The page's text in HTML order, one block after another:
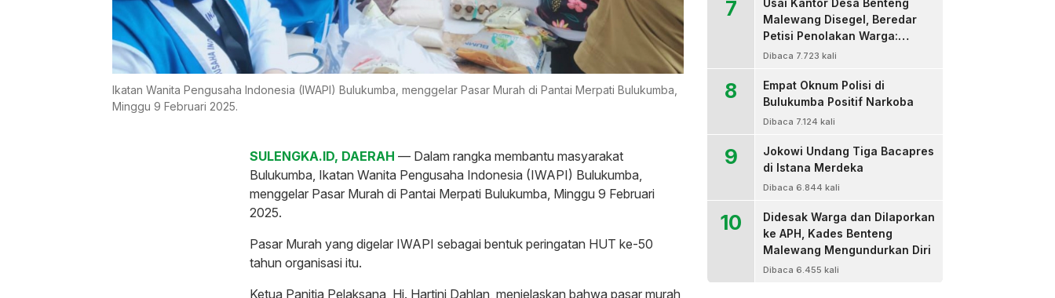
Ikatan Wanita Pengusaha Indonesia (IWAPI) Bulukumba, menggelar Pasar Murah di Pantai Merpati Bulukumba,
Minggu 9 Februari 2025.
SULENGKA.ID, DAERAH — Dalam rangka membantu masyarakat
Bulukumba, Ikatan Wanita Pengusaha Indonesia (IWAPI) Bulukumba,
menggelar Pasar Murah di Pantai Merpati Bulukumba, Minggu 9 Februari
2025.
Pasar Murah yang digelar IWAPI sebagai bentuk peringatan HUT ke-50
tahun organisasi itu.
Ketua Panitia Pelaksana, Hj. Hartini Dahlan, menjelaskan bahwa pasar murah
7
Usai Kantor Desa Benteng
Malewang Disegel, Beredar
Petisi Penolakan Warga:
Sekretaris Hingga BPD Turut
Dibaca 7.723 kali
8
Empat Oknum Polisi di
Bulukumba Positif Narkoba
Dibaca 7.124 kali
9
Jokowi Undang Tiga Bacapres
di Istana Merdeka
Dibaca 6.844 kali
10
Didesak Warga dan Dilaporkan
ke APH, Kades Benteng
Malewang Mengundurkan Diri
Dibaca 6.455 kali